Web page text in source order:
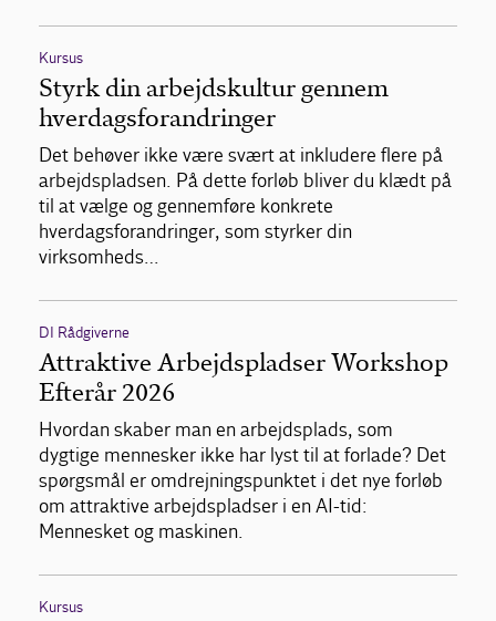
Kursus
Styrk din arbejdskultur gennem
hverdagsforandringer
Det behøver ikke være svært at inkludere flere på
arbejdspladsen. På dette forløb bliver du klædt på
til at vælge og gennemføre konkrete
hverdagsforandringer, som styrker din
virksomheds…
DI Rådgiverne
Attraktive Arbejdspladser Workshop
Efterår 2026
Hvordan skaber man en arbejdsplads, som
dygtige mennesker ikke har lyst til at forlade? Det
spørgsmål er omdrejningspunktet i det nye forløb
om attraktive arbejdspladser i en AI-tid:
Mennesket og maskinen.
Kursus